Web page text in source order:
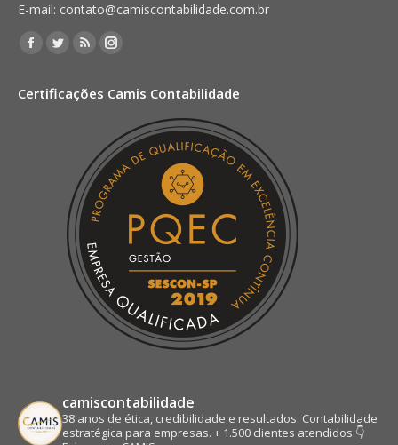
E-mail: contato@camiscontabilidade.com.br
Encontre-nos em:
Facebook
opens
Twitter
opens
window
Rss
opens
new
window
Instagram
opens
new
window
Certificações Camis Contabilidade
camiscontabilidade
38 anos de ética, credibilidade e resultados. Contabilidade
estratégica para empresas. + 1.500 clientes atendidos 👇